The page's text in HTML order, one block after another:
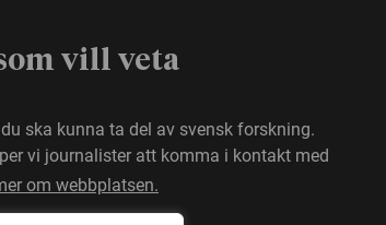
vill veta
ska kunna ta del av svensk forskning.
vi journalister att komma i kontakt med
om webbplatsen.